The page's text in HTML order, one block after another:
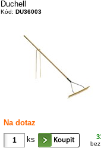
Duchell
Kód: DU36003
Na dotaz
ks